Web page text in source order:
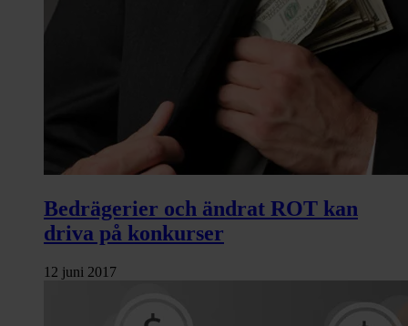
Bedrägerier och ändrat ROT kan
driva på konkurser
12 juni 2017